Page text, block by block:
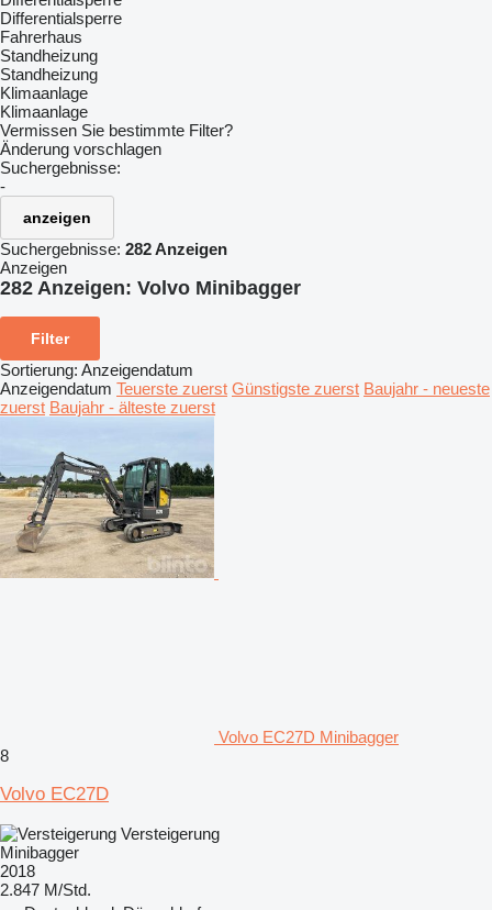
Differentialsperre
Fahrerhaus
Standheizung
Standheizung
Klimaanlage
Klimaanlage
Vermissen Sie bestimmte Filter?
Änderung vorschlagen
Suchergebnisse:
-
anzeigen
Suchergebnisse: 282 Anzeigen
Anzeigen
282 Anzeigen: Volvo Minibagger
Filter
Sortierung: Anzeigendatum
Anzeigendatum Teuerste zuerst Günstigste zuerst Baujahr - neueste
zuerst Baujahr - älteste zuerst
Volvo EC27D Minibagger
8
Volvo EC27D
Versteigerung
Minibagger
2018
2.847 M/Std.